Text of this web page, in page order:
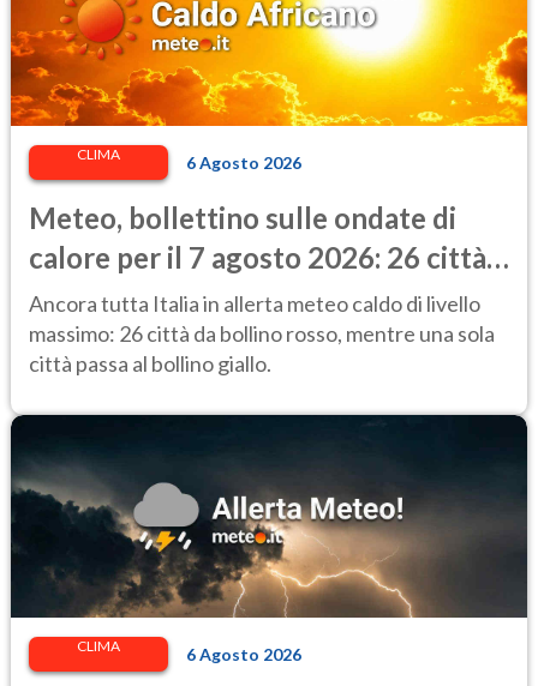
CLIMA 6 Agosto 2026
Meteo, bollettino sulle ondate di
calore per il 7 agosto 2026: 26 città
da bollino rosso in Italia
Ancora tutta Italia in allerta meteo caldo di livello
massimo: 26 città da bollino rosso, mentre una sola
città passa al bollino giallo.
CLIMA 6 Agosto 2026